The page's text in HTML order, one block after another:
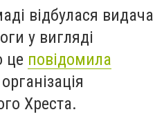
відбулася видача
у вигляді
це повідомила
Хреста.